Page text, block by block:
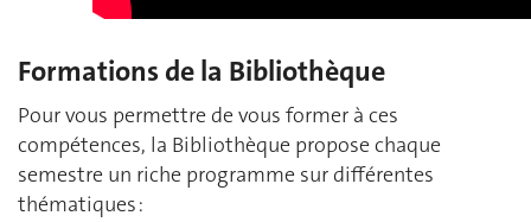
Formations de la Bibliothèque
Pour vous permettre de vous former à ces
compétences, la Bibliothèque propose chaque
semestre un riche programme sur différentes
thématiques :